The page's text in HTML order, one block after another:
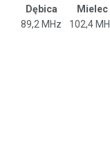
Dębica Mielec
89,2 MHz
102,4